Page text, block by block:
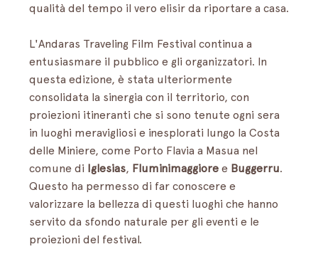
qualità del tempo il vero elisir da riportare a casa.
L'Andaras Traveling Film Festival continua a
entusiasmare il pubblico e gli organizzatori. In
questa edizione, è stata ulteriormente
consolidata la sinergia con il territorio, con
proiezioni itineranti che si sono tenute ogni sera
in luoghi meravigliosi e inesplorati lungo la Costa
delle Miniere, come Porto Flavia a Masua nel
comune di Iglesias, Fluminimaggiore e Buggerru.
Questo ha permesso di far conoscere e
valorizzare la bellezza di questi luoghi che hanno
servito da sfondo naturale per gli eventi e le
proiezioni del festival.